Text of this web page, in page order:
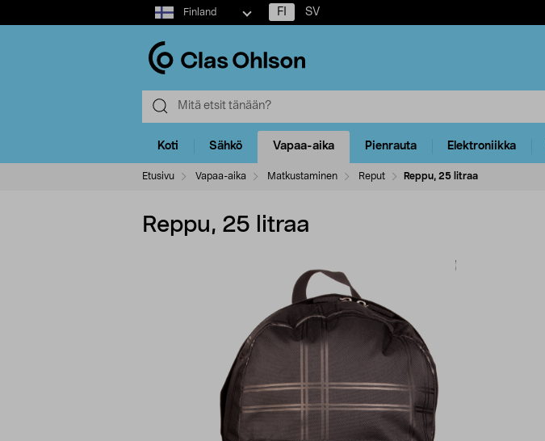
Select
market
Finland FI SV
Koti Sähkö Vapaa-aika Pienrauta Elektroniikka
Etusivu Vapaa-aika Matkustaminen Reput Reppu, 25 litraa
Reppu, 25 litraa